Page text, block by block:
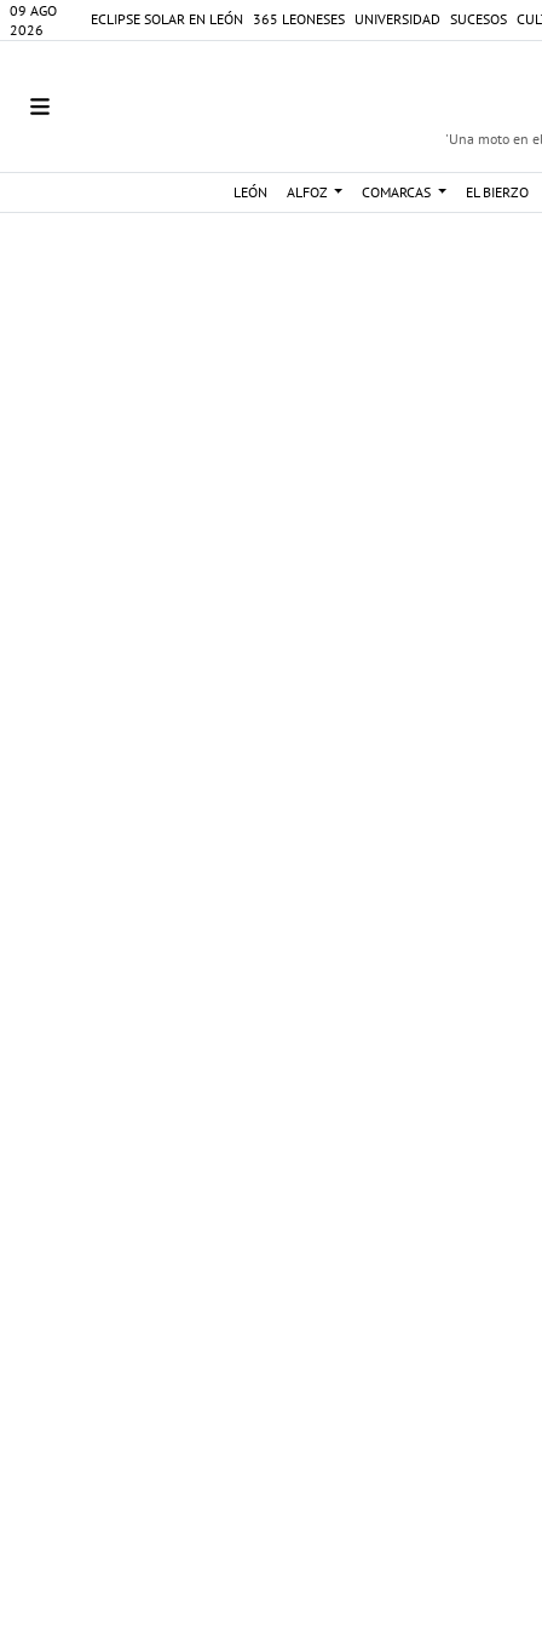
09 AGO
2026
ECLIPSE SOLAR EN LEÓN 365 LEONESES UNIVERSIDAD SUCESOS
'Una moto en
LEÓN ALFOZ COMARCAS EL BIERZO